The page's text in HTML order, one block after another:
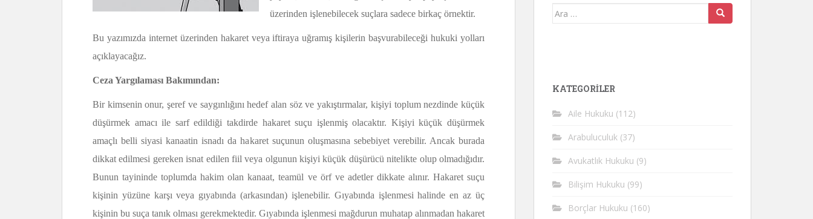
üzerinden işlenebilecek suçlara sadece birkaç örnektir.
Bu yazımızda internet üzerinden hakaret veya iftiraya uğramış kişilerin başvurabileceği hukuki yolları
açıklayacağız.
Ceza Yargılaması Bakımından:
Bir kimsenin onur, şeref ve saygınlığını hedef alan söz ve yakıştırmalar, kişiyi toplum nezdinde küçük
düşürmek amacı ile sarf edildiği takdirde hakaret suçu işlenmiş olacaktır. Kişiyi küçük düşürmek
amaçlı belli siyasi kanaatin isnadı da hakaret suçunun oluşmasına sebebiyet verebilir. Ancak burada
dikkat edilmesi gereken isnat edilen fiil veya olgunun kişiyi küçük düşürücü nitelikte olup olmadığıdır.
Bunun tayininde toplumda hakim olan kanaat, teamül ve örf ve adetler dikkate alınır. Hakaret suçu
kişinin yüzüne karşı veya gıyabında (arkasından) işlenebilir. Gıyabında işlenmesi halinde en az üç
kişinin bu suça tanık olması gerekmektedir. Gıyabında işlenmesi mağdurun muhatap alınmadan hakaret
Arama
KATEGORİLER
Aile Hukuku (112)
Arabuluculuk (37)
Avukatlık Hukuku (9)
Bilişim Hukuku (99)
Borçlar Hukuku (160)